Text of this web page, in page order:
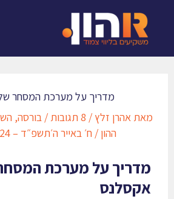
מדריך על מערכת המסחר
מאתאהרן זלץ/8 תגובות /בורסה,
ההון/ ח׳ באייר ה׳תשפ״ד – 16/05/2024
מדריך על מערכת
אקסלנס​